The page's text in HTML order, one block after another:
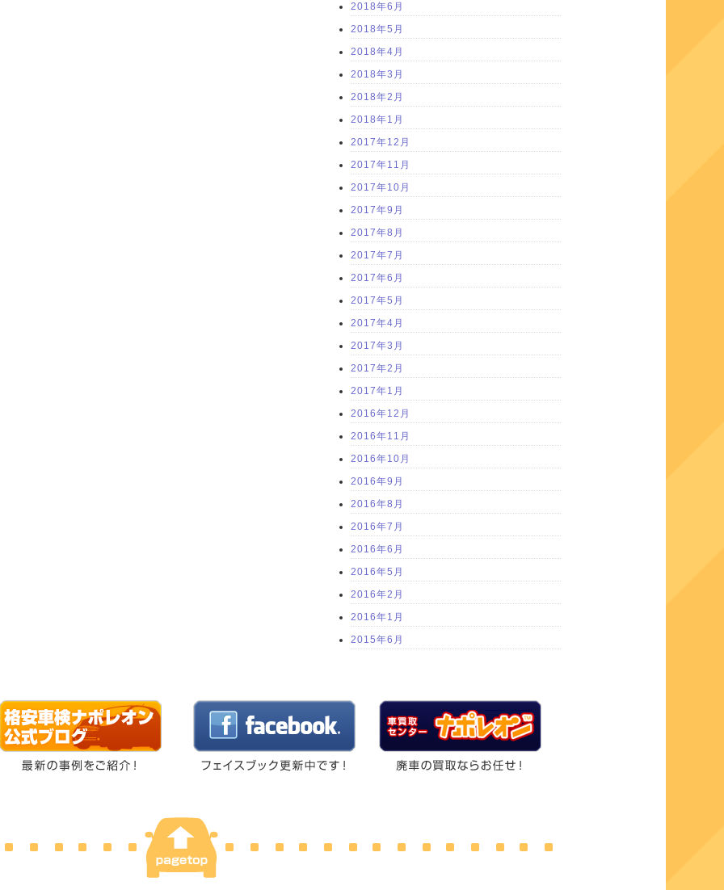
2018年6月
2018年5月
2018年4月
2018年3月
2018年2月
2018年1月
2017年12月
2017年11月
2017年10月
2017年9月
2017年8月
2017年7月
2017年6月
2017年5月
2017年4月
2017年3月
2017年2月
2017年1月
2016年12月
2016年11月
2016年10月
2016年9月
2016年8月
2016年7月
2016年6月
2016年5月
2016年2月
2016年1月
2015年6月